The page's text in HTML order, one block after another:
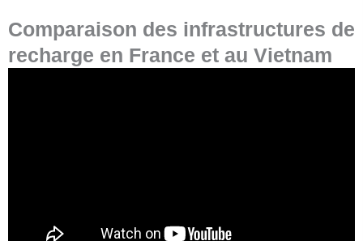
Comparaison des infrastructures de
recharge en France et au Vietnam